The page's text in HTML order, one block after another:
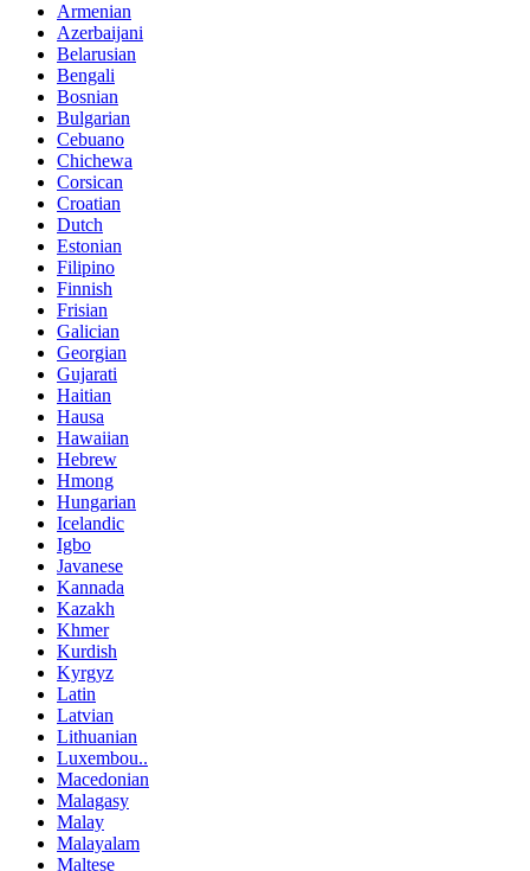
Armenian
Azerbaijani
Belarusian
Bengali
Bosnian
Bulgarian
Cebuano
Chichewa
Corsican
Croatian
Dutch
Estonian
Filipino
Finnish
Frisian
Galician
Georgian
Gujarati
Haitian
Hausa
Hawaiian
Hebrew
Hmong
Hungarian
Icelandic
Igbo
Javanese
Kannada
Kazakh
Khmer
Kurdish
Kyrgyz
Latin
Latvian
Lithuanian
Luxembou..
Macedonian
Malagasy
Malay
Malayalam
Maltese